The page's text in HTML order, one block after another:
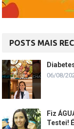
POSTS MAIS
06/08/
Fiz
Testei!